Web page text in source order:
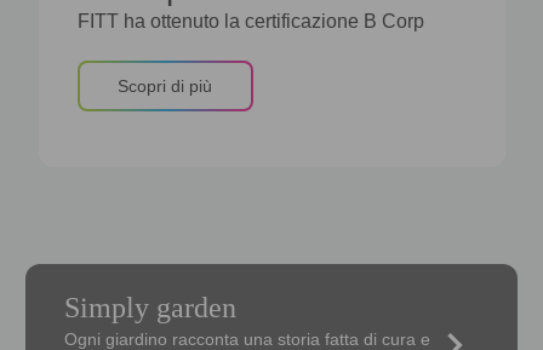
FITT ha ottenuto la certificazione B Corp
Scopri di più
Simply garden
Ogni giardino racconta una storia fatta di cura e